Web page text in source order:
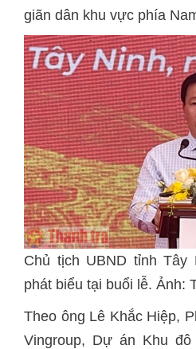
giãn dân khu vực phía
Chủ tịch UBND tỉnh Tây
phát biểu tại buổi lễ. Ảnh:
Theo ông Lê Khắc Hiệp,
Vingroup, Dự án Khu